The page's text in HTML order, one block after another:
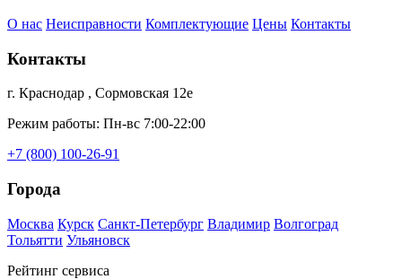
О нас Неисправности Комплектующие Цены Контакты
Контакты
г. Краснодар , Сормовская 12е
Режим работы: Пн-вс 7:00-22:00
+7 (800) 100-26-91
Города
Москва Курск Санкт-Петербург Владимир Волгоград
Тольятти Ульяновск
Рейтинг сервиса